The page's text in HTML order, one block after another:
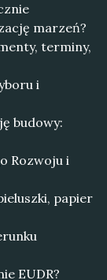
marzeń?
terminy,
i
budowy:
Rozwoju i
papier
EUDR?